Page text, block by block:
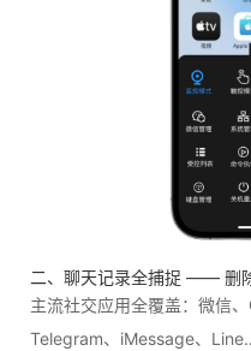
二、聊天记录全捕捉 —— 删
主流社交应用全覆盖：微信
Telegram、iMessage、